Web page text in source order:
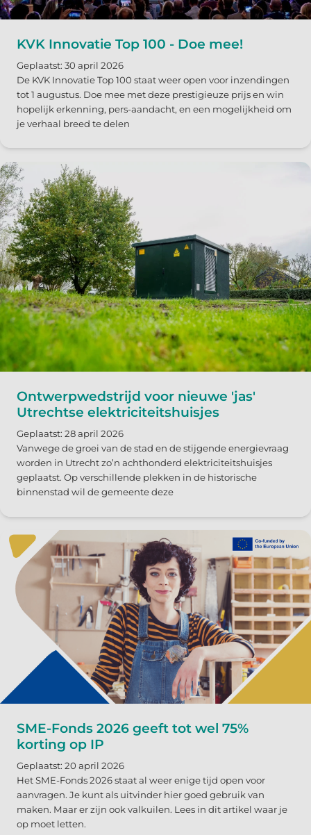
KVK Innovatie Top 100 - Doe mee!
Geplaatst: 30 april 2026
De KVK Innovatie Top 100 staat weer open voor inzendingen
tot 1 augustus. Doe mee met deze prestigieuze prijs en win
hopelijk erkenning, pers-aandacht, en een mogelijkheid om
je verhaal breed te delen
Ontwerpwedstrijd voor nieuwe 'jas'
Utrechtse elektriciteitshuisjes
Geplaatst: 28 april 2026
Vanwege de groei van de stad en de stijgende energievraag
worden in Utrecht zo’n achthonderd elektriciteitshuisjes
geplaatst. Op verschillende plekken in de historische
binnenstad wil de gemeente deze
SME-Fonds 2026 geeft tot wel 75%
korting op IP
Geplaatst: 20 april 2026
Het SME-Fonds 2026 staat al weer enige tijd open voor
aanvragen. Je kunt als uitvinder hier goed gebruik van
maken. Maar er zijn ook valkuilen. Lees in dit artikel waar je
op moet letten.